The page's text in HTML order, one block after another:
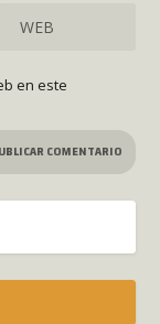
en este